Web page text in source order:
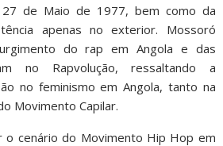
de Maio de 1977, bem como da
apenas no exterior. Mossoró
do rap em Angola e das
no Rapvolução, ressaltando a
no feminismo em Angola, tanto na
Movimento Capilar.
o cenário do Movimento Hip Hop em